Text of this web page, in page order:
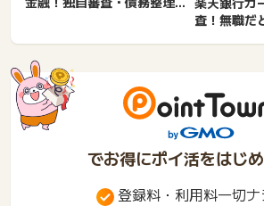
査！無職だ
でお得にポイ活をはじ
登録料・利用料一切ナ